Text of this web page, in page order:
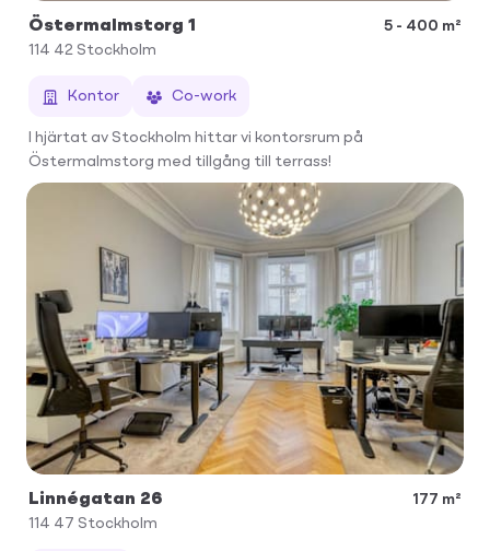
Östermalmstorg 1
5 - 400 m²
114 42 Stockholm
Kontor Co-work
I hjärtat av Stockholm hittar vi kontorsrum på
Östermalmstorg med tillgång till terrass!
Linnégatan 26
177 m²
114 47 Stockholm